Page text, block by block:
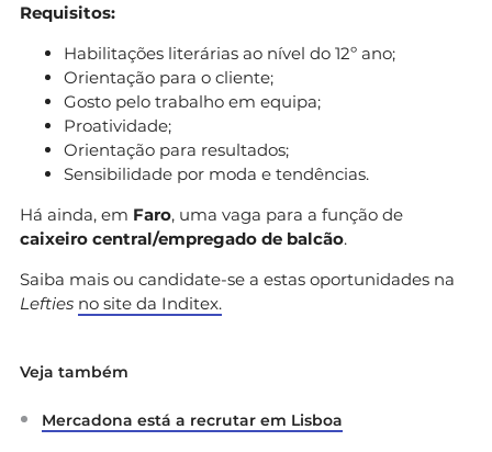
Requisitos:
Habilitações literárias ao nível do 12º ano;
Orientação para o cliente;
Gosto pelo trabalho em equipa;
Proatividade;
Orientação para resultados;
Sensibilidade por moda e tendências.
Há ainda, em Faro, uma vaga para a função de
caixeiro central/empregado de balcão.
Saiba mais ou candidate-se a estas oportunidades na
Lefties no site da Inditex.
Veja também
Mercadona está a recrutar em Lisboa